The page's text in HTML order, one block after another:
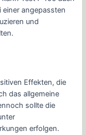
einer angepassten
und
Effekten, die
das allgemeine
sollte die
erfolgen.